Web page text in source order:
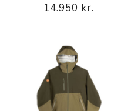
14.950 kr.